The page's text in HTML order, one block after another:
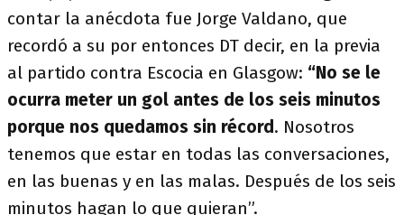
contar la anécdota fue Jorge Valdano, que
recordó a su por entonces DT decir, en la previa
al partido contra Escocia en Glasgow: “No se le
ocurra meter un gol antes de los seis minutos
porque nos quedamos sin récord. Nosotros
tenemos que estar en todas las conversaciones,
en las buenas y en las malas. Después de los seis
minutos hagan lo que quieran”.